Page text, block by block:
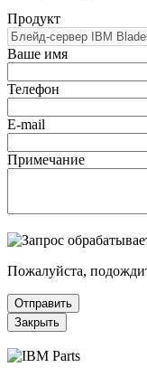
Продукт
Ваше имя
Телефон
E-mail
Примечание
Пожалуйста,
Отправить
Закрыть